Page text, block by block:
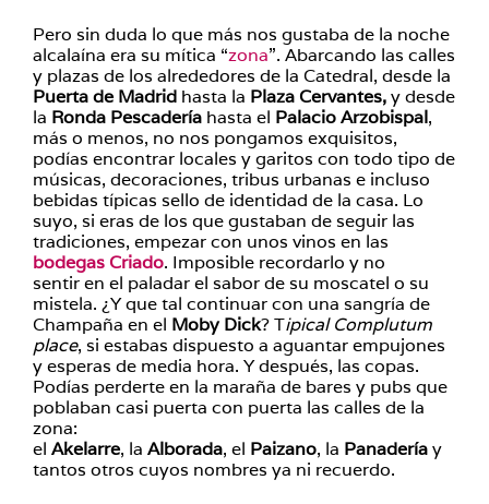
Pero sin duda lo que más nos gustaba de la noche
alcalaína era su mítica “zona”. Abarcando las calles
y plazas de los alrededores de la Catedral, desde la
Puerta de Madrid hasta la Plaza Cervantes,y desde
la Ronda Pescadería hasta el Palacio Arzobispal,
más o menos, no nos pongamos exquisitos,
podías encontrar locales y garitos con todo tipo de
músicas, decoraciones, tribus urbanas e incluso
bebidas típicas sello de identidad de la casa. Lo
suyo, si eras de los que gustaban de seguir las
tradiciones, empezar con unos vinos en las
bodegas Criado. Imposible recordarlo y no
sentir en el paladar el sabor de su moscatel o su
mistela. ¿Y que tal continuar con una sangría de
Champaña en el Moby Dick? Tipical Complutum
place, si estabas dispuesto a aguantar empujones
y esperas de media hora. Y después, las copas.
Podías perderte en la maraña de bares y pubs que
poblaban casi puerta con puerta las calles de la
zona:
el Akelarre, la Alborada, el Paizano, la Panaderíay
tantos otros cuyos nombres ya ni recuerdo.